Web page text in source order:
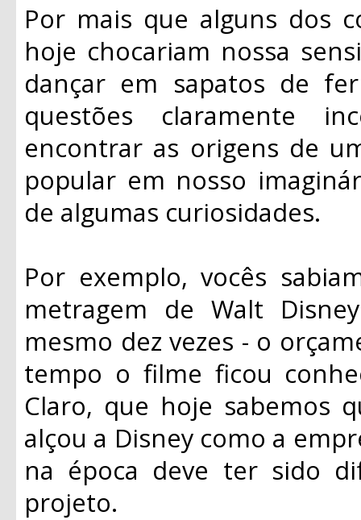
Por mais que alguns dos
hoje chocariam nossa
dançar em sapatos de
questões claramente
encontrar as origens de
popular em nosso
de algumas curiosidades.
Por exemplo, vocês
metragem de Walt
mesmo dez vezes - o
tempo o filme ficou
Claro, que hoje sabemos
alçou a Disney como a
na época deve ter sido
projeto.